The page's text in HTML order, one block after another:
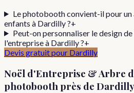
Le photobooth convient-il pour un
enfants à Dardilly ?+
Peut-on personnaliser le design
l'entreprise à Dardilly ?+
Devis gratuit pour Dardilly
Noël d'Entreprise & Arbre
photobooth près de Dardilly